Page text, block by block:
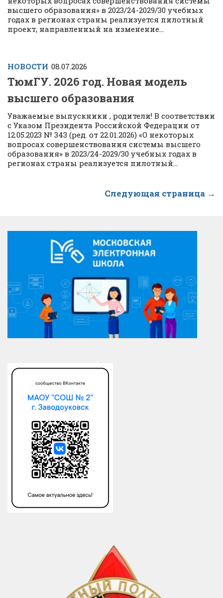
высшего образования» в 2023/24-2029/30 учебных
годах в регионах страны реализуется пилотный
проект, направленный на изменение...
НОВОСТИ 08.07.2026
ТюмГУ. 2026 год. Новая модель
высшего образования
Уважаемые выпускники , родители! В соответствии
с Указом Президента Российской Федерации от
12.05.2023 № 343 (ред. от 22.01.2026) «О некоторых
вопросах совершенствования системы высшего
образования» в 2023/24-2029/30 учебных годах в
регионах страны реализуется пилотный...
Следующая страница →